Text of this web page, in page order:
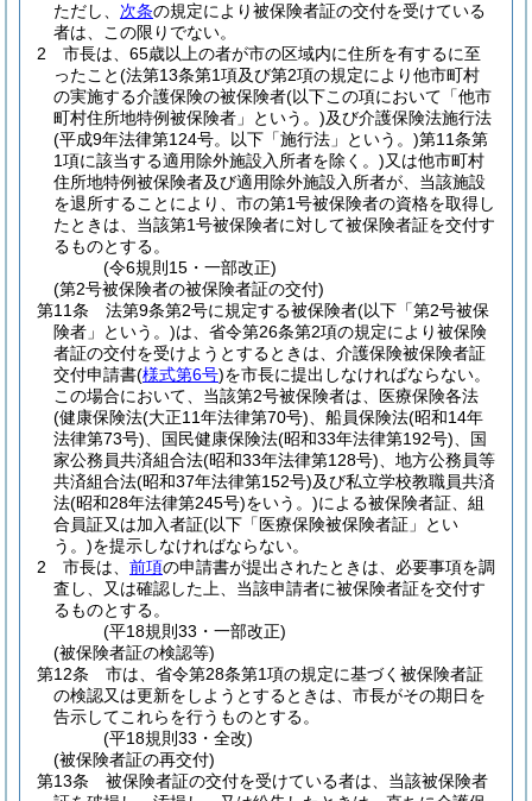
ただし、 次条の規定により被保険者証の交付を受けている
者は、この限りでない。
2
市長は、65歳以上の者が市の区域内に住所を有するに至
ったこと(法第13条第1項及び第2項の規定により他市町村
の実施する介護保険の被保険者(以下この項において「他市
町村住所地特例被保険者」という。)及び介護保険法施行法
(平成9年法律第124号。以下「施行法」という。)第11条第
1項に該当する適用除外施設入所者を除く。)又は他市町村
住所地特例被保険者及び適用除外施設入所者が、当該施設
を退所することにより、市の第1号被保険者の資格を取得し
たときは、当該第1号被保険者に対して被保険者証を交付す
るものとする。
(令6規則15・一部改正)
(第2号被保険者の被保険者証の交付)
第11条
法第9条第2号に規定する被保険者(以下「第2号被保
険者」という。)は、省令第26条第2項の規定により被保険
者証の交付を受けようとするときは、介護保険被保険者証
交付申請書(様式第6号)を市長に提出しなければならない。
この場合において、当該第2号被保険者は、医療保険各法
(健康保険法(大正11年法律第70号) 、船員保険法(昭和14年
法律第73号) 、国民健康保険法(昭和33年法律第192号) 、国
家公務員共済組合法(昭和33年法律第128号) 、地方公務員等
共済組合法(昭和37年法律第152号)及び私立学校教職員共済
法(昭和28年法律第245号)をいう。)による被保険者証、組
合員証又は加入者証(以下「医療保険被保険者証」とい
う。)を提示しなければならない。
2
市長は、 前項の申請書が提出されたときは、必要事項を調
査し、又は確認した上、当該申請者に被保険者証を交付す
るものとする。
(平18規則33・一部改正)
(被保険者証の検認等)
第12条
市は、省令第28条第1項の規定に基づく被保険者証
の検認又は更新をしようとするときは、市長がその期日を
告示してこれらを行うものとする。
(平18規則33・全改)
(被保険者証の再交付)
第13条
被保険者証の交付を受けている者は、当該被保険者